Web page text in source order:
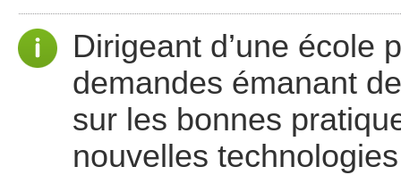
Dirigeant d’une école
demandes émanant
sur les bonnes
nouvelles